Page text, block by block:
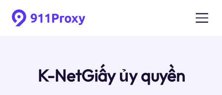
K-NetGiấy ủy quyền